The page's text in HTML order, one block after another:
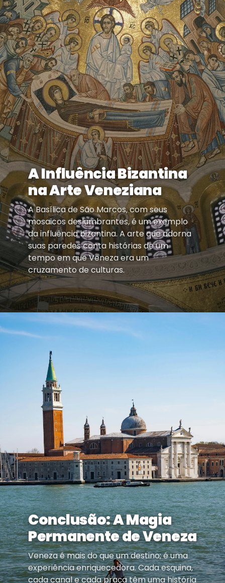
A Influência Bizantina
na Arte Veneziana
A Basílica de São Marcos, com seus
mosaicos deslumbrantes, é um exemplo
da influência bizantina. A arte que adorna
suas paredes conta histórias de um
tempo em que Veneza era um
cruzamento de culturas.
Conclusão: A Magia
Permanente de Veneza
Veneza é mais do que um destino; é uma
experiência enriquecedora. Cada esquina,
cada canal e cada praça têm uma história